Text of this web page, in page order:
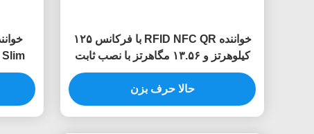
خواننده RFID NFC QR با فرکانس ۱۲۵
کیلوهرتز و ۱۳.۵۶ مگاهرتز با نصب ثابت
برای کنترل دسترسی مدرن
حالا حرف بزن